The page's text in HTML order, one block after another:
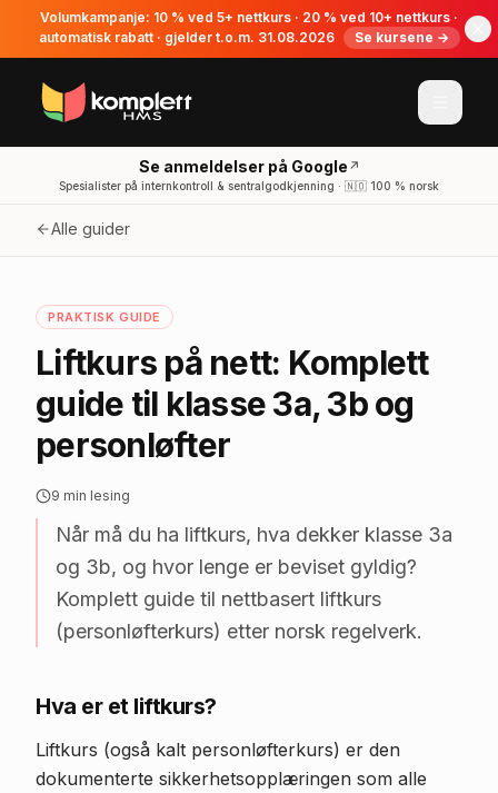
Volumkampanje: 10 % ved 5+ nettkurs · 20 % ved 10+ nettkurs ·
automatisk rabatt · gjelder t.o.m. 31.08.2026
Se kursene →
Se anmeldelser på Google ↗
Spesialister på internkontroll & sentralgodkjenning · 🇳🇴 100 % norsk
Alle guider
PRAKTISK GUIDE
Liftkurs på nett: Komplett
guide til klasse 3a, 3b og
personløfter
9 min lesing
Når må du ha liftkurs, hva dekker klasse 3a
og 3b, og hvor lenge er beviset gyldig?
Komplett guide til nettbasert liftkurs
(personløfterkurs) etter norsk regelverk.
Hva er et liftkurs?
Liftkurs (også kalt personløfterkurs) er den
dokumenterte sikkerhetsopplæringen som alle